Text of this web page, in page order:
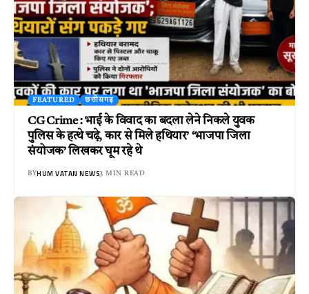
FEATURED छत्तीसगढ़
CG Crime : भाई के विवाद का बदला लेने निकले युवक
पुलिस के हत्थे चढ़े, कार से मिले हथियार’ ‘भाजपा जिला
संयोजक’ लिखकर घूम रहे थे
BYHUM VATAN NEWS3 MIN READ